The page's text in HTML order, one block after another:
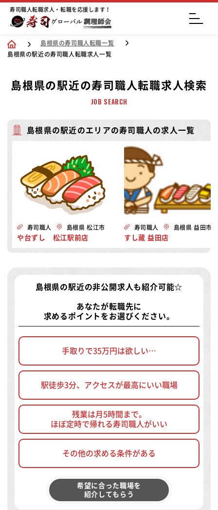
寿司職人転職求人・転職を応援します！
島根県の寿司職人転職一覧
島根県の駅近の寿司職人転職求人一覧
島根県の駅近の寿司職人転職求人検索
JOB SEARCH
島根県の駅近のエリアの寿司職人の求人一覧
寿司職人 島根県 松江市
や台ずし 松江駅前店
寿司職人 島根県 益田市
すし蔵 益田店
島根県の駅近の非公開求人 も紹介可能☆
あなたが転職先に
求めるポイントをお選びください。
手取りで35万円は欲しい…
駅徒歩3分、アクセスが最高にいい職場
残業は月5時間まで。
ほぼ定時で帰れる寿司職人がいい
その他の求める条件がある
希望に合った職場を
紹介してもらう